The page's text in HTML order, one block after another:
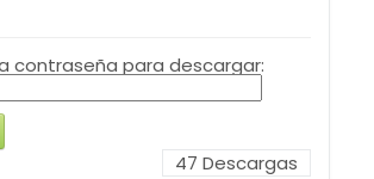
contraseña para descargar:
47 Descargas